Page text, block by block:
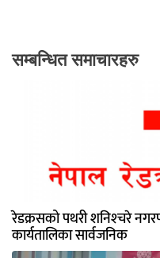
सम्बन्धित समाचारहरु
रेडक्रसको पथरी शनिश्‍चरे
कार्यतालिका सार्वजनिक